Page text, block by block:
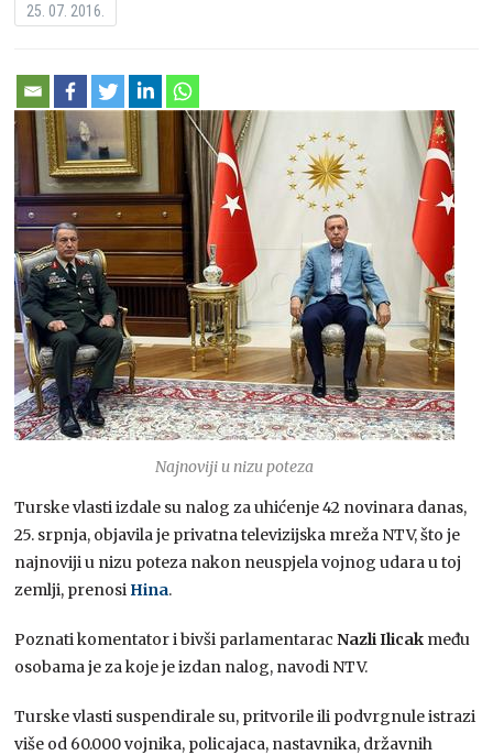
25. 07. 2016.
Najnoviji u nizu poteza
Turske vlasti izdale su nalog za uhićenje 42 novinara danas,
25. srpnja, objavila je privatna televizijska mreža NTV, što je
najnoviji u nizu poteza nakon neuspjela vojnog udara u toj
zemlji, prenosi Hina.
Poznati komentator i bivši parlamentaracNazli Ilicak među
osobama je za koje je izdan nalog, navodi NTV.
Turske vlasti suspendirale su, pritvorile ili podvrgnule istrazi
više od 60.000 vojnika, policajaca, nastavnika, državnih